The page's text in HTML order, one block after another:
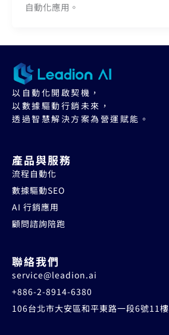
自動化應用。
以自動化開啟契機，
以數據驅動行銷未來，
透過智慧解決方案為營運賦能。
產品與服務
流程自動化
數據驅動SEO
AI 行銷應用
顧問諮詢陪跑
聯絡我們
service@leadion.ai
+886-2-8914-6380
106台北市大安區和平東路一段6號11樓